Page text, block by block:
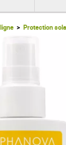
Protection